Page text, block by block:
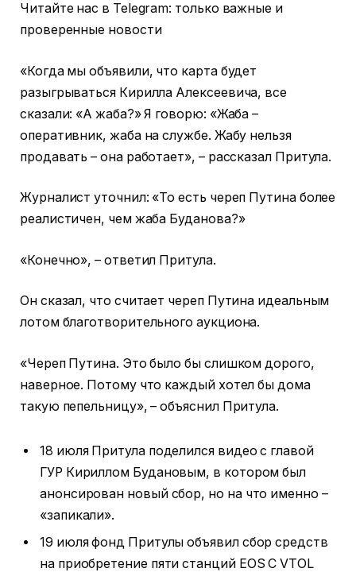
Читайте нас в Telegram: только важные и
проверенные новости
«Когда мы объявили, что карта будет
разыгрываться Кирилла Алексеевича, все
сказали: «А жаба?» Я говорю: «Жаба –
оперативник, жаба на службе. Жабу нельзя
продавать – она работает», – рассказал Притула.
Журналист уточнил: «То есть череп Путина более
реалистичен, чем жаба Буданова?»
«Конечно», – ответил Притула.
Он сказал, что считает череп Путина идеальным
лотом благотворительного аукциона.
«Череп Путина. Это было бы слишком дорого,
наверное. Потому что каждый хотел бы дома
такую пепельницу», – объяснил Притула.
18 июля Притула поделился видео с главой
ГУР Кириллом Будановым, в котором был
анонсирован новый сбор, но на что именно –
«запикали».
19 июля фонд Притулы объявил сбор средств
на приобретение пяти станций EOS C VTOL